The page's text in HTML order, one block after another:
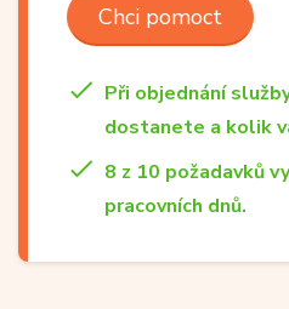
Chci pomoct
Při objednání
dostanete a kolik
8 z 10 požadavků
pracovních dnů.